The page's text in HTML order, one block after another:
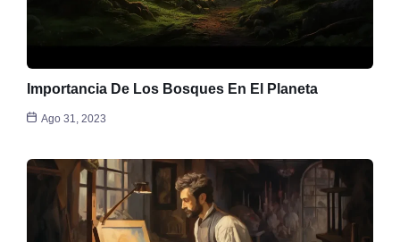
Importancia De Los Bosques En El Planeta
Ago 31, 2023